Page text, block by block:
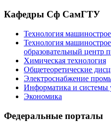
Кафедры Сф СамГТУ
Технология
Технология
образовательный
Химическая технология
Общетеоретические
Электроснабжение
Информатика и системы
Экономика
Федеральные порталы